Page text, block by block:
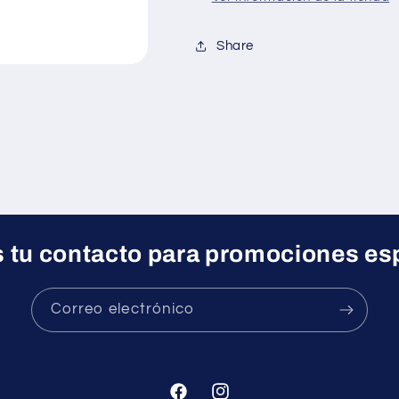
Share
tu contacto para promociones
Correo electrónico